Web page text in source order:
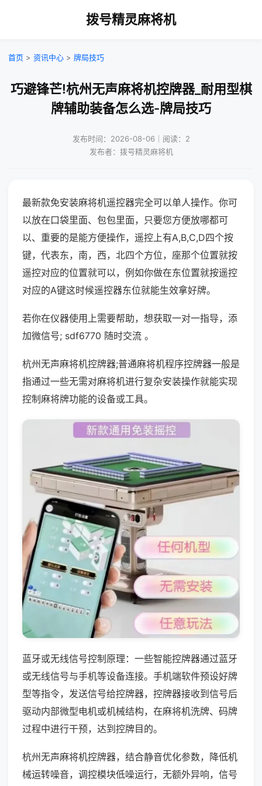
拨号精灵麻将机
首页 > 资讯中心 > 牌局技巧
巧避锋芒!杭州无声麻将机控牌器_耐用型棋
牌辅助装备怎么选-牌局技巧
发布时间：2026-08-06｜阅读：2
发布者：拨号精灵麻将机
最新款免安装麻将机遥控器完全可以单人操作。你可
以放在口袋里面、包包里面，只要您方便放哪都可
以、重要的是能方便操作，遥控上有A,B,C,D四个按
键，代表东，南，西，北四个方位，座那个位置就按
遥控对应的位置就可以，例如你做在东位置就按遥控
对应的A键这时候遥控器东位就能生效拿好牌。
若你在仪器使用上需要帮助，想获取一对一指导，添
加微信号; sdf6770 随时交流 。
杭州无声麻将机控牌器;普通麻将机程序控牌器一般是
指通过一些无需对麻将机进行复杂安装操作就能实现
控制麻将牌功能的设备或工具。
蓝牙或无线信号控制原理：一些智能控牌器通过蓝牙
或无线信号与手机等设备连接。手机端软件预设好牌
型等指令，发送信号给控牌器，控牌器接收到信号后
驱动内部微型电机或机械结构，在麻将机洗牌、码牌
过程中进行干预，达到控牌目的。
杭州无声麻将机控牌器，结合静音优化参数，降低机
械运转噪音，调控模块低噪运行，无额外异响，信号